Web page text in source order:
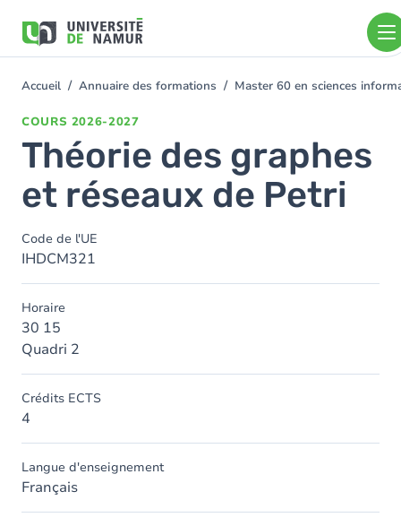
contenu
You
Accueil Annuaire des formations Master 60 en sciences
COURS 2026-2027
Théorie des graphes
et réseaux de Petri
Code de l'UE
IHDCM321
Horaire
30 15
Quadri 2
Crédits ECTS
4
Langue d'enseignement
Français